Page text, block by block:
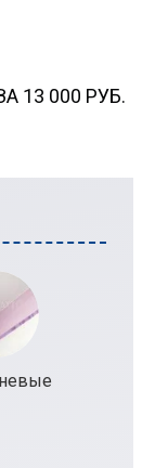
13 000 РУБ.